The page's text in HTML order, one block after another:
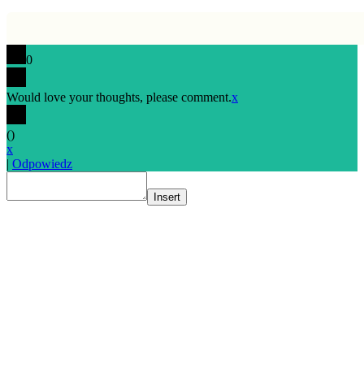
0
Would love your thoughts, please comment.x
()
x
| Odpowiedz
Insert